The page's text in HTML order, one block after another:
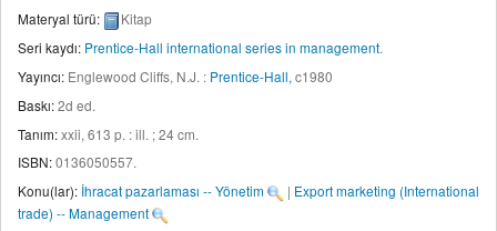
Materyal türü:
Kitap
Seri kaydı: Prentice-Hall international series in management.
Yayıncı: Englewood Cliffs, N.J. : Prentice-Hall, c1980
Baskı:2d ed.
Tanım:xxii, 613 p. : ill. ; 24 cm.
ISBN:0136050557.
Konu(lar): İhracat pazarlaması -- Yönetim | Export marketing (International
trade) -- Management